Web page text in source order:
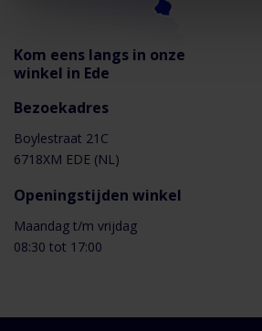
Kom eens langs in onze
winkel in Ede
Bezoekadres
Boylestraat 21C
6718XM EDE (NL)
Openingstijden winkel
Maandag t/m vrijdag
08:30 tot 17:00